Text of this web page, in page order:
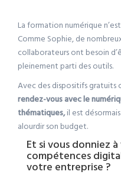
La formation numérique
Comme Sophie, de
collaborateurs ont besoin
pleinement parti des outils.
Avec des dispositifs gratuits
rendez-vous avec le
thématiques,il est
alourdir son budget.
Et si vous donniez
compétences
votre entreprise ?